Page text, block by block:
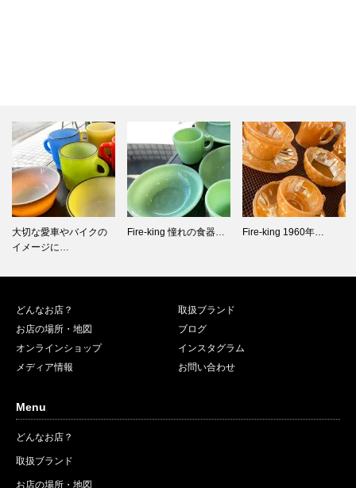
Fire-king 憧れの食器… Fire-king 1960年…
イラストが可愛い1980
どんなお店？
取扱ブランド
お店の場所・地図
ブログ
オンラインショップ
インスタグラム
メディア情報
お問い合わせ
Menu
どんなお店？
取扱ブランド
お店の場所・地図